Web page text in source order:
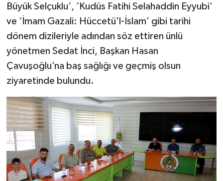
Büyük Selçuklu’, ‘Kudüs Fatihi Selahaddin Eyyubi’
ve ‘İmam Gazali: Hüccetü'l-İslam’ gibi tarihi
dönem dizileriyle adından söz ettiren ünlü
yönetmen Sedat İnci, Başkan Hasan
Çavuşoğlu’na baş sağlığı ve geçmiş olsun
ziyaretinde bulundu.